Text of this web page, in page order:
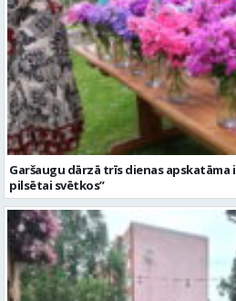
Garšaugu dārzā trīs dienas apskatāma
pilsētai svētkos”